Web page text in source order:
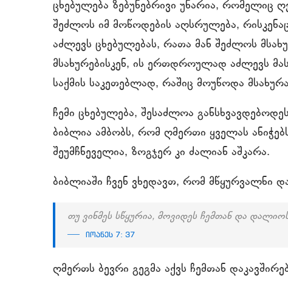
ცხებულება ზებუნებრივი უნარია, რომელიც
შეძლოს იმ მოწოდების აღსრულება,
აძლევს ცხებულებას, რათა მან შეძლოს
მსახურებისკენ, ის ერთდროულად აძლევს
საქმის საკეთებლად, რაშიც მოუწოდა
ჩემი ცხებულება, შესაძლოა
ბიბლია ამბობს, რომ ღმერთი ყველას
შეუმჩნეველია, ზოგჯერ კი ძალიან აშკარა.
ბიბლიაში ჩვენ ვხედავთ, რომ მწყურვალნი
თუ ვინმეს სწყურია, მოვიდეს ჩემთან და
იოანეს 7: 37
ღმერთს ბევრი გეგმა აქვს ჩემთან